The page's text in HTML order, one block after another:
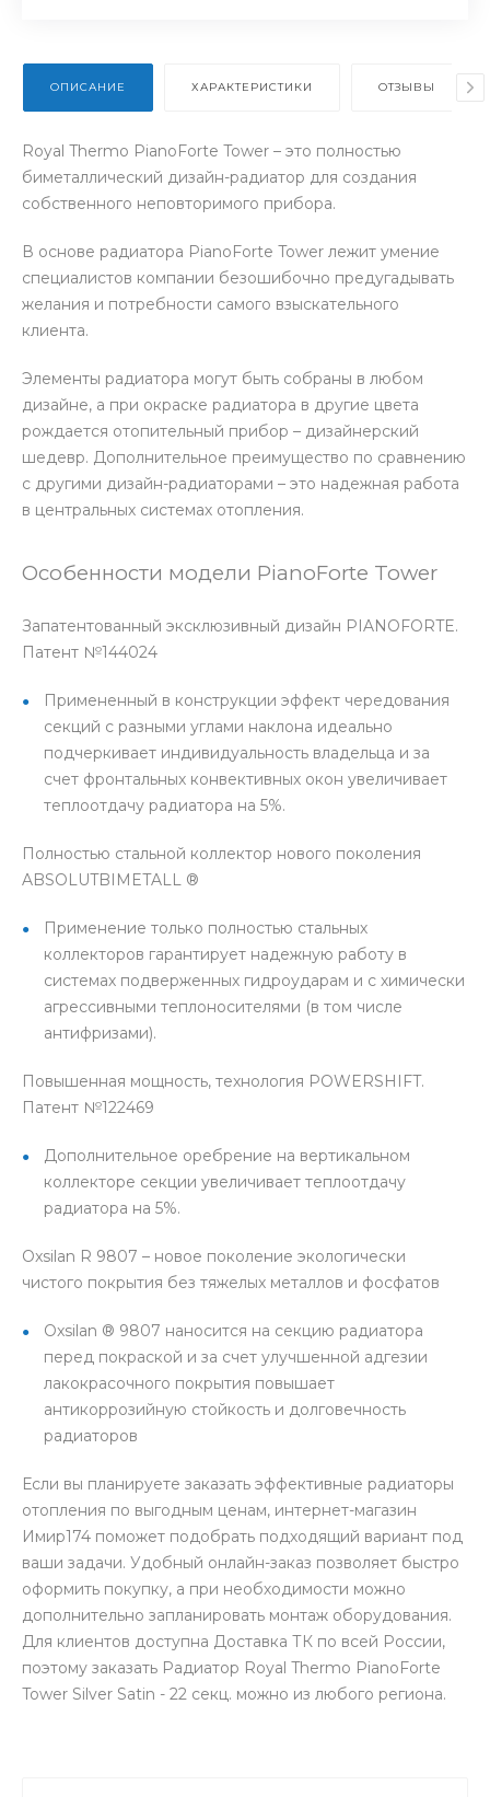
ОПИСАНИЕ ХАРАКТЕРИСТИКИ ОТЗЫВЫ
Royal Thermo PianoForte Tower – это полностью
биметаллический дизайн-радиатор для создания
собственного неповторимого прибора.
В основе радиатора PianoForte Tower лежит умение
специалистов компании безошибочно предугадывать
желания и потребности самого взыскательного
клиента.
Элементы радиатора могут быть собраны в любом
дизайне, а при окраске радиатора в другие цвета
рождается отопительный прибор – дизайнерский
шедевр. Дополнительное преимущество по сравнению
с другими дизайн-радиаторами – это надежная работа
в центральных системах отопления.
Особенности модели PianoForte Tower
Запатентованный эксклюзивный дизайн PIANOFORTE.
Патент №144024
Примененный в конструкции эффект чередования
секций с разными углами наклона идеально
подчеркивает индивидуальность владельца и за
счет фронтальных конвективных окон увеличивает
теплоотдачу радиатора на 5%.
Полностью стальной коллектор нового поколения
ABSOLUTBIMETALL ®
Применение только полностью стальных
коллекторов гарантирует надежную работу в
системах подверженных гидроударам и с химически
агрессивными теплоносителями (в том числе
антифризами).
Повышенная мощность, технология POWERSHIFT.
Патент №122469
Дополнительное оребрение на вертикальном
коллекторе секции увеличивает теплоотдачу
радиатора на 5%.
Oxsilan R 9807 – новое поколение экологически
чистого покрытия без тяжелых металлов и фосфатов
Oxsilan ® 9807 наносится на секцию радиатора
перед покраской и за счет улучшенной адгезии
лакокрасочного покрытия повышает
антикоррозийную стойкость и долговечность
радиаторов
Если вы планируете заказать эффективные радиаторы
отопления по выгодным ценам, интернет-магазин
Имир174 поможет подобрать подходящий вариант под
ваши задачи. Удобный онлайн-заказ позволяет быстро
оформить покупку, а при необходимости можно
дополнительно запланировать монтаж оборудования.
Для клиентов доступна Доставка ТК по всей России,
поэтому заказать Радиатор Royal Thermo PianoForte
Tower Silver Satin - 22 секц. можно из любого региона.